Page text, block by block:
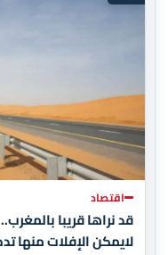
اقتصاد
قد نراها قريبا
لايمكن الإفلات منها